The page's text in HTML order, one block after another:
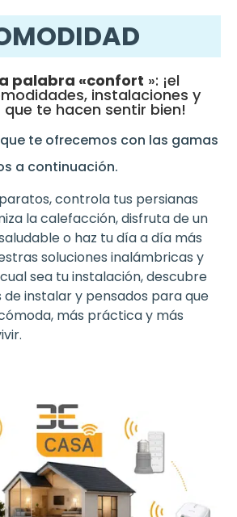
palabra «confort »: ¡el
instalaciones y
te hacen sentir bien!
te ofrecemos con las gamas
a continuación.
controla tus persianas
la calefacción, disfruta de un
o haz tu día a día más
soluciones inalámbricas y
sea tu instalación, descubre
instalar y pensados para que
más práctica y más